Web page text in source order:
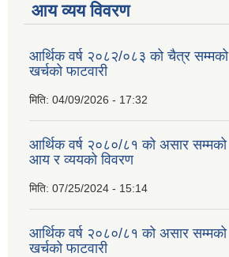
आय व्यय विवरण
आर्थिक वर्ष २०८२/०८३ को चैत्र सम्मको
खर्चको फाटवारी
मिति: 04/09/2026 - 17:32
आर्थिक वर्ष २०८०/८१ को असार सम्मको
आय र व्ययको विवरण
मिति: 07/25/2024 - 15:14
आर्थिक वर्ष २०८०/८१ को असार सम्मको
खर्चको फाटवारी